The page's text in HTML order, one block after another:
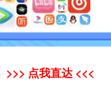
>>> 点我直达 <<<